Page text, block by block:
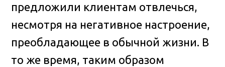
предложили клиентам отвлечься,
несмотря на негативное настроение,
преобладающее в обычной жизни. В
то же время, таким образом